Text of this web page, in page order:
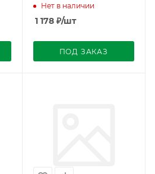
Нет в наличии
1 178₽/шт
ПОД ЗАКАЗ